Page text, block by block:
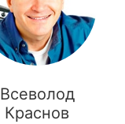
Всеволод
Краснов